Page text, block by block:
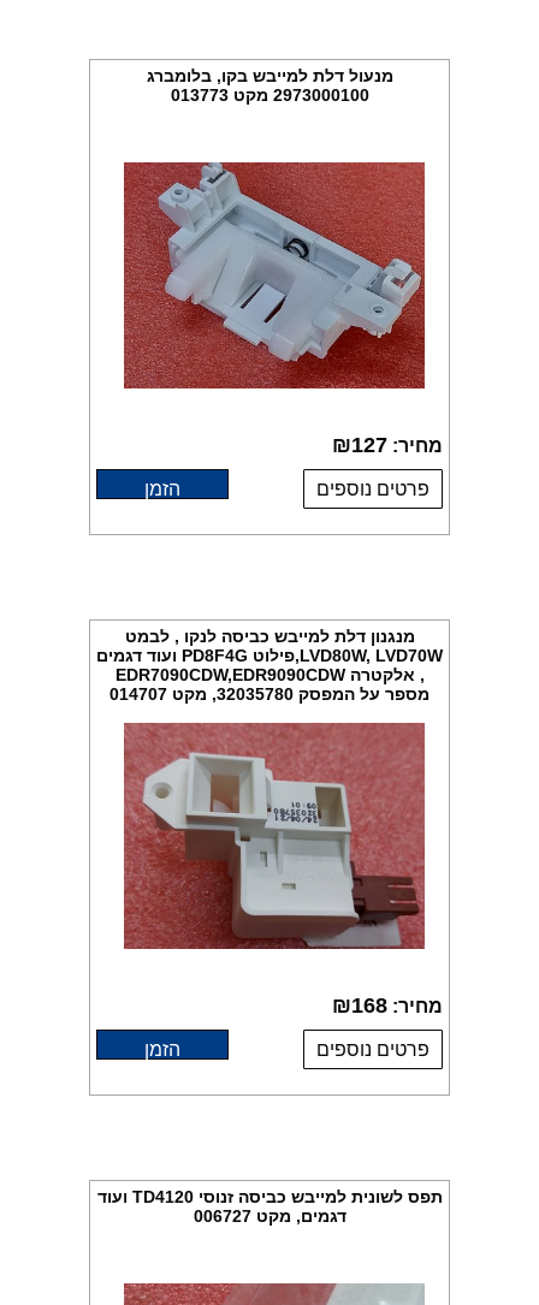
מנעול דלת למייבש בקו, בלומברג
2973000100 מקט 013773
מחיר: ₪127
פרטים נוספים הזמן
מנגנון דלת למייבש כביסה לנקו , לבמט
LVD80W, LVD70W,פילוט PD8F4G ועוד דגמים
, אלקטרה EDR7090CDW,EDR9090CDW
מספר על המפסק 32035780, מקט 014707
מחיר: ₪168
פרטים נוספים הזמן
תפס לשונית למייבש כביסה זנוסי TD4120 ועוד
דגמים, מקט 006727